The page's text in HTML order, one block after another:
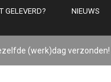
GELEVERD? NIEUWS
(werk)dag verzonden!